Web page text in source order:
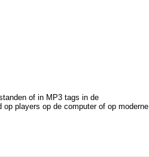
of in MP3 tags in de
op players op de computer of op moderne